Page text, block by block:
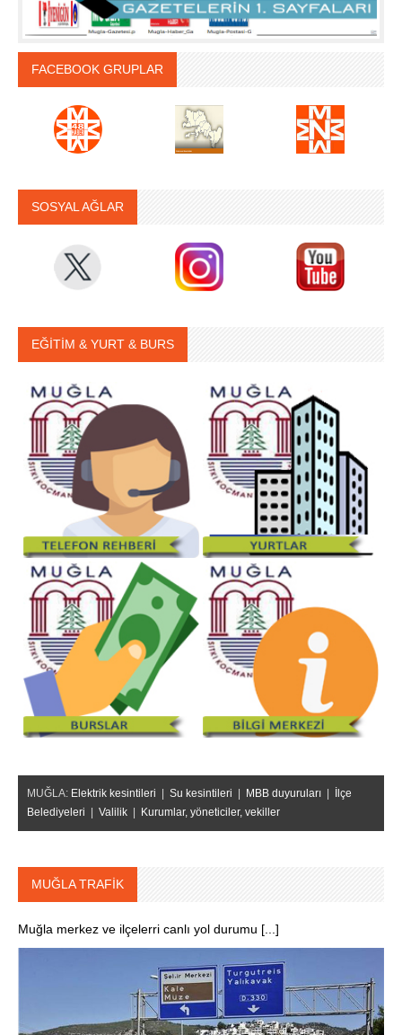
FACEBOOK GRUPLAR
SOSYAL AĞLAR
EĞİTİM & YURT & BURS
MUĞLA: Elektrik kesintileri | Su kesintileri | MBB duyuruları | İlçe
Belediyeleri | Valilik | Kurumlar, yöneticiler, vekiller
MUĞLA TRAFİK
Muğla merkez ve ilçelerri canlı yol durumu [...]